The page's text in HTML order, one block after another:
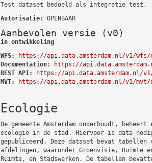
Test dataset bedoeld als integratie test.
Autorisatie: OPENBAAR
Aanbevolen versie (v0)
in ontwikkeling
WFS:
https://api.data.amsterdam.nl/v1/wfs/
Documentation:
https://
REST API:
https://api.data.amsterdam.nl/
MVT:
https://api.data.amsterdam.nl/v1/mvt/
Ecologie
De gemeente Amsterdam onderhoudt,
ecologie in de stad. Hiervoor is data
gepubliceerd. Deze dataset bevat tabellen
afdelingen, waaronder Groenvisie, Ruimte
Ruimte, en Stadswerken. De tabellen